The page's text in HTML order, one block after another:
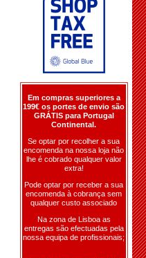
Em compras superiores a
199€ os portes de envio são
GRÁTIS para Portugal
Continental.
Se optar por recolher a sua
encomenda na nossa loja não
lhe é cobrado qualquer valor
extra!
Pode optar por receber a sua
encomenda à cobrança sem
qualquer custo associado
Na zona de Lisboa as
entregas são efectuadas pela
nossa equipa de profissionais;